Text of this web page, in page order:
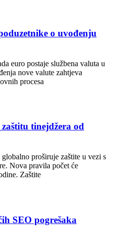
o uvođenju
euro postaje službena valuta u
nove valute zahtjeva
procesa
tinejdžera od
proširuje zaštite u vezi s
Nova pravila počet će
Zaštite
SEO pogrešaka